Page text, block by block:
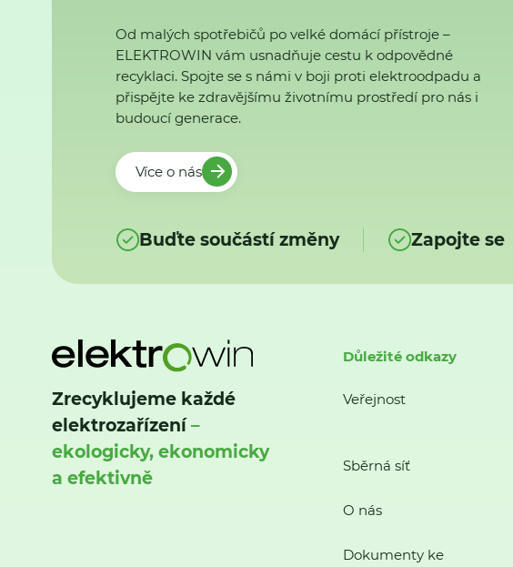
Od malých spotřebičů po velké domácí přístroje –
ELEKTROWIN vám usnadňuje cestu k odpovědné
recyklaci. Spojte se s námi v boji proti elektroodpadu a
přispějte ke zdravějšímu životnímu prostředí pro nás i
budoucí generace.
Více o nás
Buďte součástí změny Zapojte se
Zrecyklujeme každé
elektrozařízení–
ekologicky, ekonomicky
a efektivně
Důležité odkazy
Veřejnost
Sběrná síť
O nás
Dokumenty ke